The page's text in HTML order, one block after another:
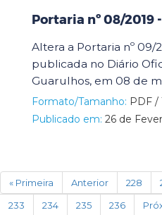
Portaria nº 08/2019
Altera a Portaria nº 09/
publicada no Diário
Guarulhos, em 08 de
Formato/Tamanho: PDF /
Publicado em: 26 de
« Primeira Anterior 228
233 234 235 236